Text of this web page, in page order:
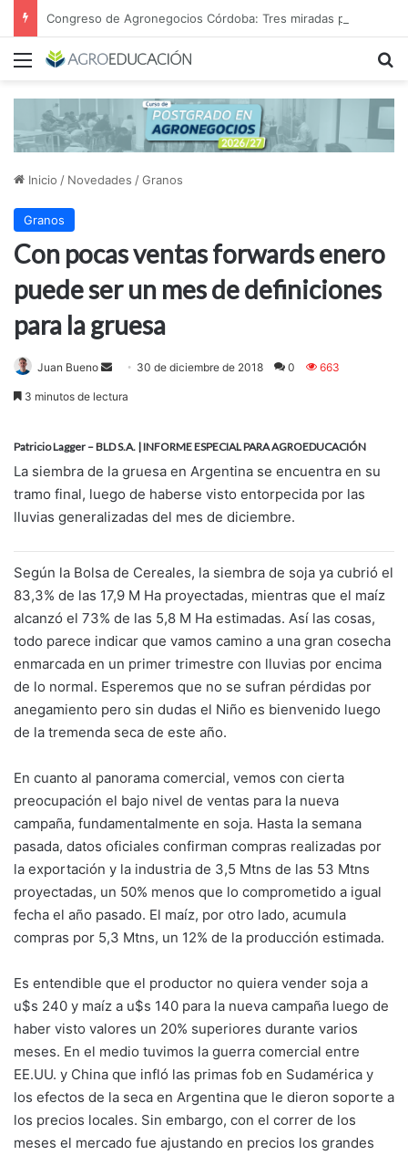
Menú
Inicio / Novedades /Granos
Granos
Con pocas ventas forwards enero
puede ser un mes de definiciones
para la gruesa
Juan Bueno
a
n
e
m
30 de diciembre de 2018 0 663
3 minutos de lectura
Patricio Lagger – BLD S.A. | INFORME ESPECIAL PARA AGROEDUCACIÓN
La siembra de la gruesa en Argentina se encuentra en su
tramo final, luego de haberse visto entorpecida por las
lluvias generalizadas del mes de diciembre.
Según la Bolsa de Cereales, la siembra de soja ya cubrió el
83,3% de las 17,9 M Ha proyectadas, mientras que el maíz
alcanzó el 73% de las 5,8 M Ha estimadas. Así las cosas,
todo parece indicar que vamos camino a una gran cosecha
enmarcada en un primer trimestre con lluvias por encima
de lo normal. Esperemos que no se sufran pérdidas por
anegamiento pero sin dudas el Niño es bienvenido luego
de la tremenda seca de este año.
En cuanto al panorama comercial, vemos con cierta
preocupación el bajo nivel de ventas para la nueva
campaña, fundamentalmente en soja. Hasta la semana
pasada, datos oficiales confirman compras realizadas por
la exportación y la industria de 3,5 Mtns de las 53 Mtns
proyectadas, un 50% menos que lo comprometido a igual
fecha el año pasado. El maíz, por otro lado, acumula
compras por 5,3 Mtns, un 12% de la producción estimada.
Es entendible que el productor no quiera vender soja a
u$s 240 y maíz a u$s 140 para la nueva campaña luego de
haber visto valores un 20% superiores durante varios
meses. En el medio tuvimos la guerra comercial entre
EE.UU. y China que infló las primas fob en Sudamérica y
los efectos de la seca en Argentina que le dieron soporte a
los precios locales. Sin embargo, con el correr de los
meses el mercado fue ajustando en precios los grandes